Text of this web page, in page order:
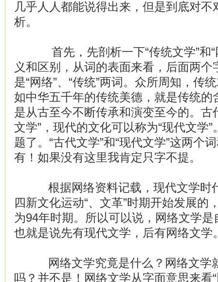
几乎人人都能说得出来，但是到底对
析。
首先，先剖析一下“传统文学”和“
义和区别，从词的表面来看，后面两
是“网络”、“传统”两词。众所周知，传
如中华五千年的传统美德，就是传统的
是从古至今不断传承和演变至今的。古
文学”，现代的文化可以称为“现代文学
题了。“古代文学”和“现代文学”这两个
有！如果没有这里我肯定只字不提。
根据网络资料记载，现代文学时代
四新文化运动“、文革”时期开始发展的
为94年时期。所以可以说，网络文学
也就是说先有现代文学，后有网络文学
网络文学究竟是什么？网络文学就
吗？并不是！网络文学从字面意思来看“